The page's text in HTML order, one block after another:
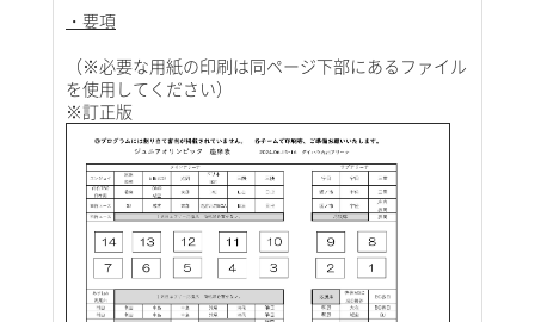
・要項
（※必要な用紙の印刷は同ページ下部にあるファイル
を使用してください）
※訂正版